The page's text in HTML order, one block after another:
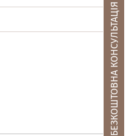
БЕЗКОШТОВНА КОНСУЛЬТАЦІЯ